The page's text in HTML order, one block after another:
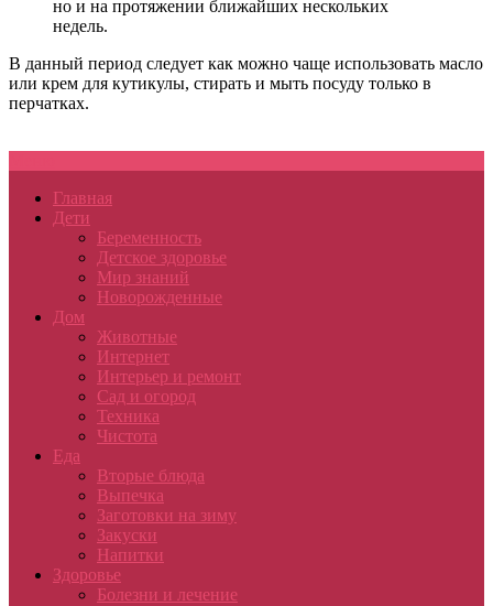
но и на протяжении ближайших нескольких
недель.
В данный период следует как можно чаще использовать масло
или крем для кутикулы, стирать и мыть посуду только в
перчатках.
Главная
Дети
Беременность
Детское здоровье
Мир знаний
Новорожденные
Дом
Животные
Интернет
Интерьер и ремонт
Сад и огород
Техника
Чистота
Еда
Вторые блюда
Выпечка
Заготовки на зиму
Закуски
Напитки
Здоровье
Болезни и лечение